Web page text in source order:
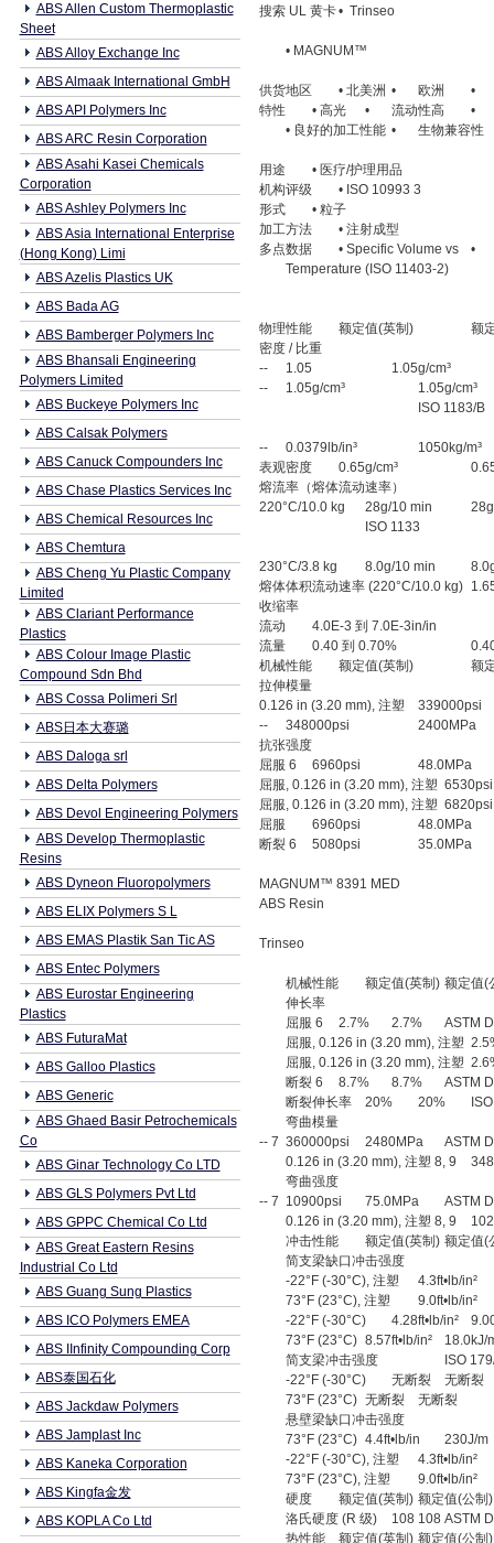
ABS Allen Custom Thermoplastic
Sheet
ABS Alloy Exchange Inc
ABS Almaak International GmbH
ABS API Polymers Inc
ABS ARC Resin Corporation
ABS Asahi Kasei Chemicals
Corporation
ABS Ashley Polymers Inc
ABS Asia International Enterprise
(Hong Kong) Limi
ABS Azelis Plastics UK
ABS Bada AG
ABS Bamberger Polymers Inc
ABS Bhansali Engineering
Polymers Limited
ABS Buckeye Polymers Inc
ABS Calsak Polymers
ABS Canuck Compounders Inc
ABS Chase Plastics Services Inc
ABS Chemical Resources Inc
ABS Chemtura
ABS Cheng Yu Plastic Company
Limited
ABS Clariant Performance
Plastics
ABS Colour Image Plastic
Compound Sdn Bhd
ABS Cossa Polimeri Srl
ABS日本大赛璐
ABS Daloga srl
ABS Delta Polymers
ABS Devol Engineering Polymers
ABS Develop Thermoplastic
Resins
ABS Dyneon Fluoropolymers
ABS ELIX Polymers S L
ABS EMAS Plastik San Tic AS
ABS Entec Polymers
ABS Eurostar Engineering
Plastics
ABS FuturaMat
ABS Galloo Plastics
ABS Generic
ABS Ghaed Basir Petrochemicals
Co
ABS Ginar Technology Co LTD
ABS GLS Polymers Pvt Ltd
ABS GPPC Chemical Co Ltd
ABS Great Eastern Resins
Industrial Co Ltd
ABS Guang Sung Plastics
ABS ICO Polymers EMEA
ABS IInfinity Compounding Corp
ABS泰国石化
ABS Jackdaw Polymers
ABS Jamplast Inc
ABS Kaneka Corporation
ABS Kingfa金发
ABS KOPLA Co Ltd
搜索 UL 黄卡• Trinseo
• MAGNUM™
供货地区 • 北美洲 • 欧洲
•
特性
• 高光 • 流动性高
•
• 良好的加工性能 • 生物兼容性
用途
• 医疗/护理用品
机构评级
• ISO 10993 3
形式
• 粒子
加工方法
• 注射成型
多点数据
• Specific Volume vs
•
Temperature (ISO 11403-2)
物理性能 额定值(英制)
额
密度 / 比重
--
1.05
1.05g/cm³
--
1.05g/cm³
1.05g/cm³
ISO 1183/B
-- 0.0379lb/in³
1050kg/m³
表观密度
0.65g/cm³
熔流率（熔体流动速率）
220°C/10.0 kg
28g/10 min
ISO 1133
230°C/3.8 kg 8.0g/10 min
熔体体积流动速率 (220°C/10.0 kg)
收缩率
流动
4.0E-3 到 7.0E-3in/in
流量
0.40 到 0.70%
机械性能
额定值(英制)
额
拉伸模量
0.126 in (3.20 mm), 注塑
339000psi
--
348000psi
2400MPa
抗张强度
屈服 6
6960psi
48.0MPa
屈服, 0.126 in (3.20 mm), 注塑 6530psi
屈服, 0.126 in (3.20 mm), 注塑 6820psi
屈服
6960psi
48.0MPa
断裂 6
5080psi 35.0MPa
MAGNUM™ 8391 MED
ABS Resin
Trinseo
机械性能 额定值(英制) 额定值(
伸长率
屈服 6
2.7% 2.7%
ASTM
屈服, 0.126 in (3.20 mm), 注塑
屈服, 0.126 in (3.20 mm), 注塑
断裂 6
8.7% 8.7%
ASTM
断裂伸长率
20% 20%
弯曲模量
-- 7 360000psi 2480MPa
ASTM
0.126 in (3.20 mm), 注塑 8, 9
弯曲强度
-- 7 10900psi 75.0MPa
ASTM
0.126 in (3.20 mm), 注塑 8, 9
冲击性能
额定值(英制) 额定值(
简支梁缺口冲击强度
-22°F (-30°C), 注塑
4.3ft•lb/in²
73°F (23°C), 注塑
9.0ft•lb/in²
-22°F (-30°C)
4.28ft•lb/in²
73°F (23°C) 8.57ft•lb/in²
18.0kJ/
简支梁冲击强度
ISO
-22°F (-30°C)
无断裂
无断裂
73°F (23°C) 无断裂
无断裂
悬壁梁缺口冲击强度
73°F (23°C) 4.4ft•lb/in
230J/m
-22°F (-30°C), 注塑
4.3ft•lb/in²
73°F (23°C), 注塑
9.0ft•lb/in²
硬度
额定值(英制) 额定值(公制)
洛氏硬度 (R 级)
108 108 ASTM
热性能
额定值(英制) 额定值(公制)